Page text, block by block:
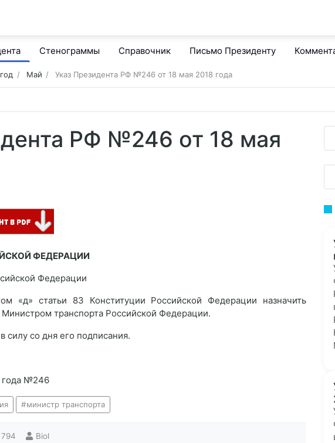
Стенограммы Справочник Письмо Президенту
Май Указ Президента РФ №246 от 18 мая 2018 года
РФ №246 от 18 мая
ФЕДЕРАЦИИ
Федерации
«д» статьи 83 Конституции Российской Федерации назначить
транспорта Российской Федерации.
силу со дня его подписания.
года №246
министр транспорта
794 Biol